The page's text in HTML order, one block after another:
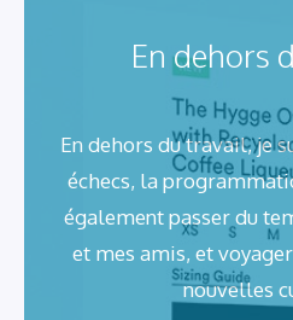
En dehors
En dehors du travail, je
échecs, la
également passer du
et mes amis, et
nouvelles